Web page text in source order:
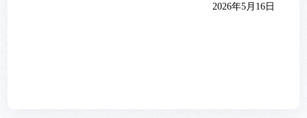
2026年5月16日